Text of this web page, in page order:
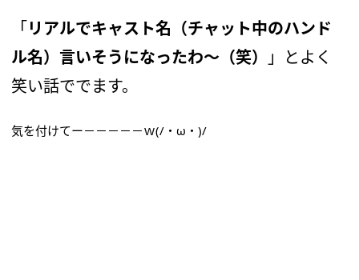
「リアルでキャスト名（チャット中のハンド
ル名）言いそうになったわ～（笑）
」とよく
笑い話ででます。
気を付けてー－－－－－ｗ(/・ω・)/